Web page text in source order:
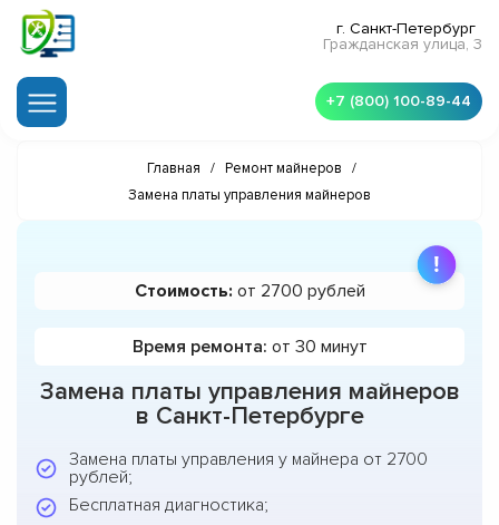
г. Санкт-Петербург
Гражданская улица, 3
+7 (800) 100-89-44
Главная / Ремонт майнеров
/
Замена платы управления майнеров
Замена платы управления майнеров
в Санкт-Петербурге
Замена платы управления у майнера от 2700
рублей;
Бесплатная диагностика;
Стоимость: от 2700 рублей
Время ремонта: от 30 минут